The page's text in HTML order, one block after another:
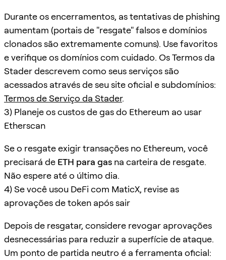
Durante os encerramentos, as tentativas de phishing
aumentam (portais de "resgate" falsos e domínios
clonados são extremamente comuns). Use favoritos
e verifique os domínios com cuidado. Os Termos da
Stader descrevem como seus serviços são
acessados através de seu site oficial e subdomínios:
Termos de Serviço da Stader.
3) Planeje os custos de gas do Ethereum ao usar
Etherscan
Se o resgate exigir transações no Ethereum, você
precisará de ETH para gas na carteira de resgate.
Não espere até o último dia.
4) Se você usou DeFi com MaticX, revise as
aprovações de token após sair
Depois de resgatar, considere revogar aprovações
desnecessárias para reduzir a superfície de ataque.
Um ponto de partida neutro é a ferramenta oficial: